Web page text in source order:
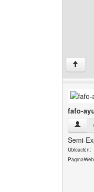
↑
fafo-
fafo-
Semi-
Ubicación: